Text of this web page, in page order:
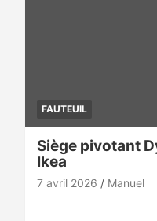
FAUTEUIL
Siège pivotant
Ikea
7 avril 2026 Manuel